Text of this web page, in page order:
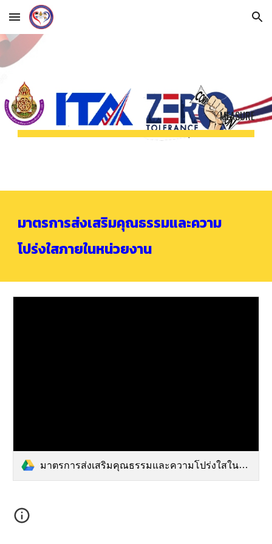
Skip to main content Skip to navigation
MEASURE
มาตรการส่งเสริมคุณธรรมและความ
โปร่งใสภายในหน่วยงาน
มาตรการส่งเสริมคุณธรรมและความโปร่งใสในหน่วยงาน 66.pdf